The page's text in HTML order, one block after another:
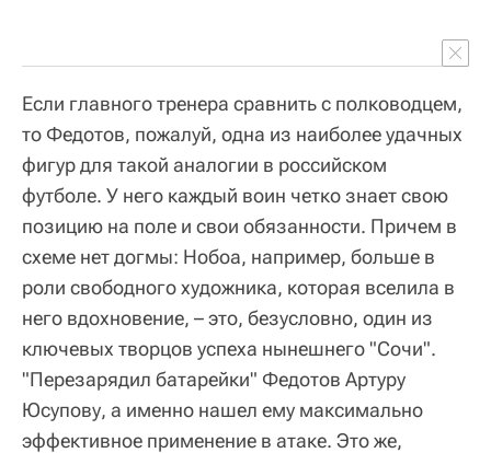
Если главного тренера сравнить с полководцем,
то Федотов, пожалуй, одна из наиболее удачных
фигур для такой аналогии в российском
футболе. У него каждый воин четко знает свою
позицию на поле и свои обязанности. Причем в
схеме нет догмы: Нобоа, например, больше в
роли свободного художника, которая вселила в
него вдохновение, – это, безусловно, один из
ключевых творцов успеха нынешнего "Сочи".
"Перезарядил батарейки" Федотов Артуру
Юсупову, а именно нашел ему максимально
эффективное применение в атаке. Это же,